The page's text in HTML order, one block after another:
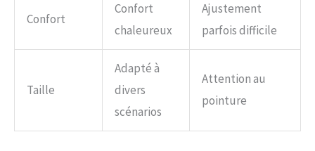
Confort
Confort
chaleureux
Ajustement
parfois difficile
Taille
Adapté à
divers
scénarios
Attention au
pointure